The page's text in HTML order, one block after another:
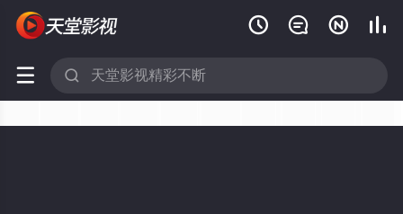
   
 